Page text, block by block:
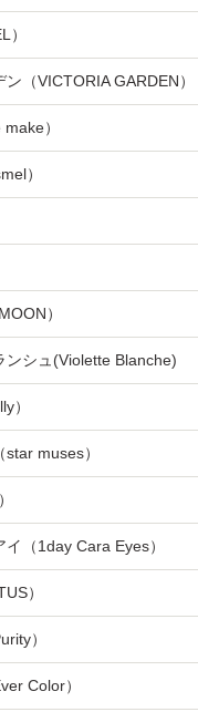
）
（VICTORIA GARDEN）
）
）
）
ンシュ(Violette Blanche)
）
muses）
（1day Cara Eyes）
）
）
Color）